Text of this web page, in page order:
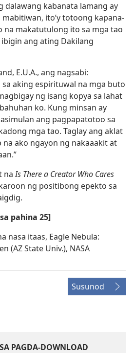
dalawang kabanata lamang ay
mabitiwan, ito’y totoong kapana-
na makatutulong ito sa mga tao
ang ating Dakilang
E.U.A., ang nagsabi:
sa aking espirituwal na mga buto
ng isang kopya sa lahat
ko. Kung minsan ay
ang pagpapatotoo sa
mga tao. Taglay ang aklat
na ako ngayon ng nakaaakit at
naIs There a Creator Who Cares
ng positibong epekto sa
pahina 25]
nasa itaas, Eagle Nebula:
(AZ State Univ.), NASA
Susunod
PAGDA-DOWNLOAD